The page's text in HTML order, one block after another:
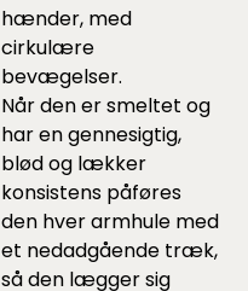
hænder, med
cirkulære
bevægelser.
Når den er smeltet og
har en gennesigtig,
blød og lækker
konsistens påføres
den hver armhule med
et nedadgående træk,
så den lægger sig